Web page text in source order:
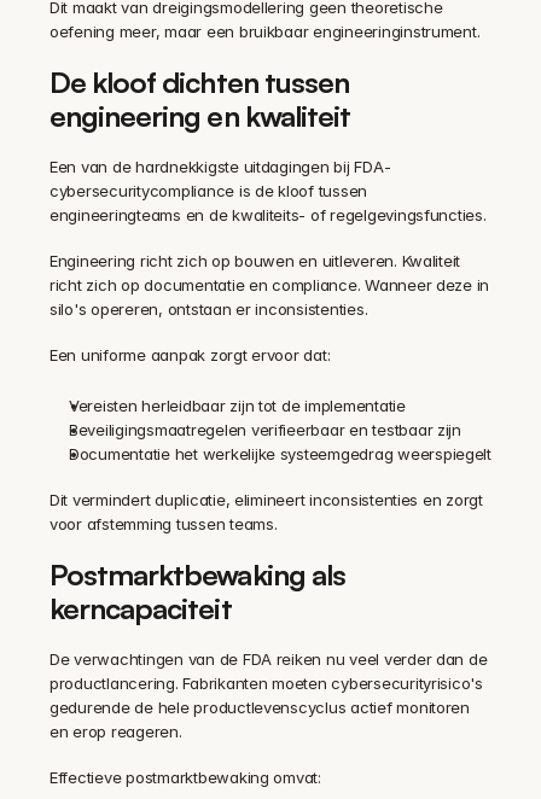
Dit maakt van dreigingsmodellering geen theoretische
oefening meer, maar een bruikbaar engineeringinstrument.
De kloof dichten tussen
engineering en kwaliteit
Een van de hardnekkigste uitdagingen bij FDA-
cybersecuritycompliance is de kloof tussen
engineeringteams en de kwaliteits- of regelgevingsfuncties.
Engineering richt zich op bouwen en uitleveren. Kwaliteit
richt zich op documentatie en compliance. Wanneer deze in
silo's opereren, ontstaan er inconsistenties.
Een uniforme aanpak zorgt ervoor dat:
Vereisten herleidbaar zijn tot de implementatie
Beveiligingsmaatregelen verifieerbaar en testbaar zijn
Documentatie het werkelijke systeemgedrag weerspiegelt
Dit vermindert duplicatie, elimineert inconsistenties en zorgt
voor afstemming tussen teams.
Postmarktbewaking als
kerncapaciteit
De verwachtingen van de FDA reiken nu veel verder dan de
productlancering. Fabrikanten moeten cybersecurityrisico's
gedurende de hele productlevenscyclus actief monitoren
en erop reageren.
Effectieve postmarktbewaking omvat: